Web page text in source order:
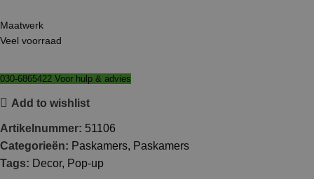
Maatwerk
Veel voorraad
030-6865422 Voor hulp & advies
Add to wishlist
Artikelnummer: 51106
Categorieën: Paskamers, Paskamers
Tags: Decor, Pop-up